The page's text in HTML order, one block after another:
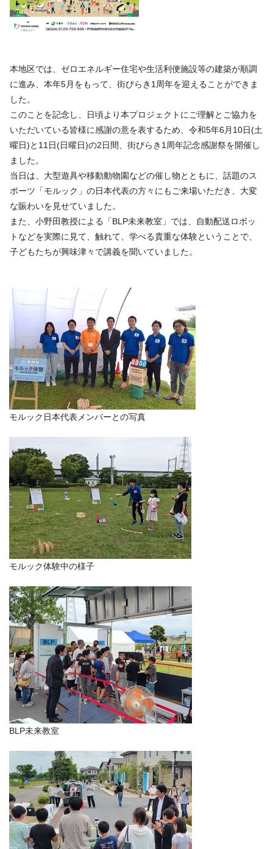
本地区では、ゼロエネルギー住宅や生活利便施設等の建築が順調
に進み、本年5月をもって、街びらき1周年を迎えることができま
した。
このことを記念し、日頃より本プロジェクトにご理解とご協力を
いただいている皆様に感謝の意を表するため、令和5年6月10日(土
曜日)と11日(日曜日)の2日間、街びらき1周年記念感謝祭を開催し
ました。
当日は、大型遊具や移動動物園などの催し物とともに、話題のス
ポーツ「モルック」の日本代表の方々にもご来場いただき、大変
な賑わいを見せていました。
また、小野田教授による「BLP未来教室」では、自動配送ロボッ
トなどを実際に見て、触れて、学べる貴重な体験ということで、
子どもたちが興味津々で講義を聞いていました。
モルック日本代表メンバーとの写真
モルック体験中の様子
BLP未来教室